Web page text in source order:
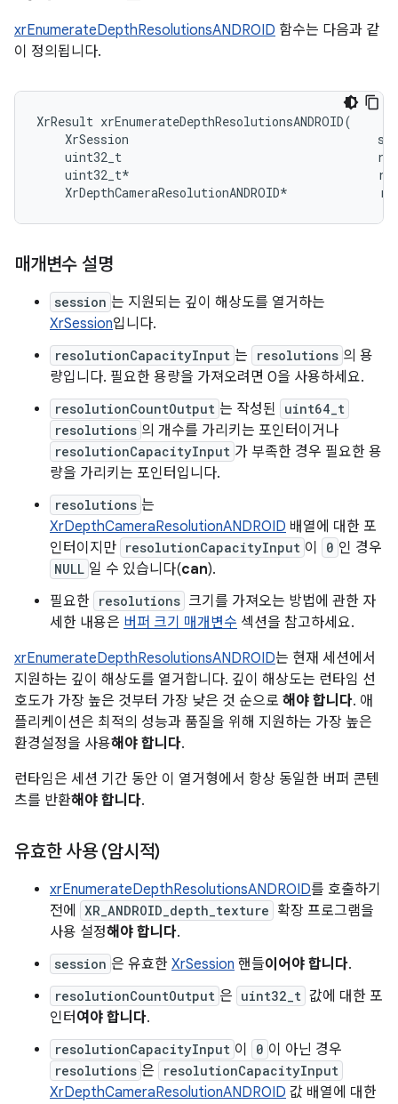
xrEnumerateDepthResolutionsANDROID 함수는 다음과 같
이 정의됩니다.
XrResult xrEnumerateDepthResolutionsANDROID(
XrSession
uint32_t
uint32_t*
매개변수 설명
session 는 지원되는 깊이 해상도를 열거하는
XrSession입니다.
resolutionCapacityInput 는 resolutions 의 용
량입니다. 필요한 용량을 가져오려면 0을 사용하세요.
resolutionCountOutput 는 작성된 uint64_t
resolutions 의 개수를 가리키는 포인터이거나
resolutionCapacityInput 가 부족한 경우 필요한 용
량을 가리키는 포인터입니다.
resolutions 는
XrDepthCameraResolutionANDROID 배열에 대한 포
인터이지만 resolutionCapacityInput 이 0 인 경우
NULL 일 수 있습니다(can).
필요한 resolutions 크기를 가져오는 방법에 관한 자
세한 내용은 버퍼 크기 매개변수 섹션을 참고하세요.
xrEnumerateDepthResolutionsANDROID는 현재 세션에서
지원하는 깊이 해상도를 열거합니다. 깊이 해상도는 런타임 선
호도가 가장 높은 것부터 가장 낮은 것 순으로 해야 합니다. 애
플리케이션은 최적의 성능과 품질을 위해 지원하는 가장 높은
환경설정을 사용해야 합니다.
런타임은 세션 기간 동안 이 열거형에서 항상 동일한 버퍼 콘텐
츠를 반환해야 합니다.
유효한 사용 (암시적)
xrEnumerateDepthResolutionsANDROID를 호출하기
전에
XR_ANDROID_depth_texture 확장 프로그램을
사용 설정해야 합니다.
session 은 유효한 XrSession 핸들이어야 합니다.
resolutionCountOutput 은 uint32_t 값에 대한 포
인터 여야 합니다.
resolutionCapacityInput 이 0 이 아닌 경우
resolutions 은 resolutionCapacityInput
XrDepthCameraResolutionANDROID 값 배열에 대한